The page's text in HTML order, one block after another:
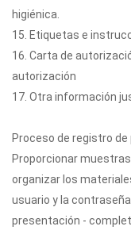
higiénica.
15. Etiquetas e
16. Carta de
autorización
17. Otra información
Proceso de registro
Proporcionar
organizar los
usuario y la
presentación -